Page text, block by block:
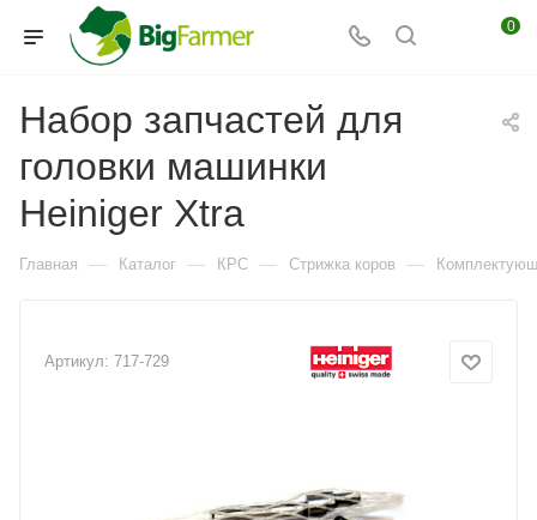
0
Набор запчастей для
головки машинки
Heiniger Xtra
Главная — Каталог — КРС — Стрижка коров —
Артикул: 717-729